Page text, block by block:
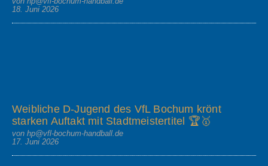
18. Juni 2026
Weibliche D-Jugend des VfL Bochum krönt
starken Auftakt mit Stadtmeistertitel 🏆🥇
von hp@vfl-bochum-handball.de
17. Juni 2026